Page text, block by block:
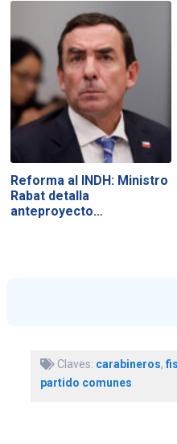
Reforma al INDH: Ministro
Rabat detalla
anteproyecto…
Claves: carabineros,
partido comunes